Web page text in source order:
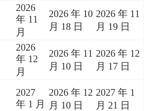
2026
年 11
月
2026 年 10
月 18 日
2026 年 11
月 19 日
2026
年 12
月
2026 年 11
月 10 日
2026 年 12
月 17 日
2027
年 1 月
2026 年 12
月 10 日
2027 年 1
月 21 日